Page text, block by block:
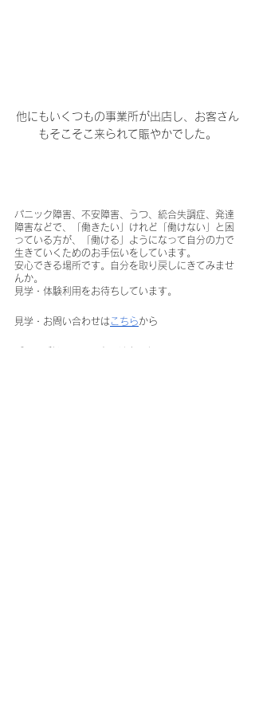
他にもいくつもの事業所が出店し、お客さん
もそこそこ来られて賑やかでした。
パニック障害、不安障害、うつ、統合失調症、発達
障害などで、「働きたい」けれど「働けない」と困
っている方が、「働ける」ようになって自分の力で
生きていくためのお手伝いをしています。
安心できる場所です。自分を取り戻しにきてみませ
んか。
見学・体験利用をお待ちしています。
見学・お問い合わせはこちらから